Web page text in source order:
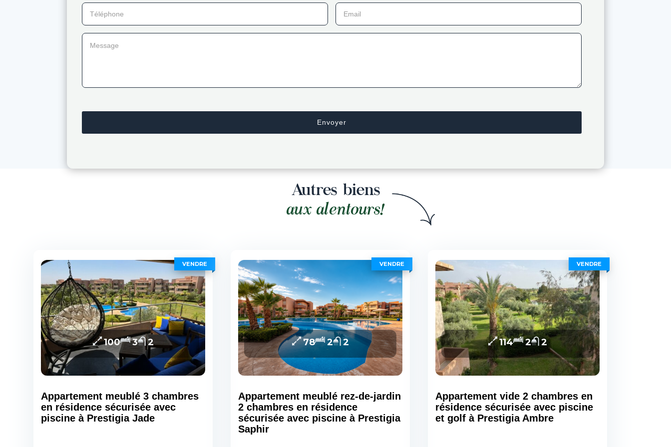
Téléphone Email
Message
Autres biens
aux alentours!
VENDRE
Appartement meublé 3 chambres
en résidence sécurisée avec
piscine à Prestigia Jade
100 3 2
VENDRE
Appartement meublé rez-de-jardin
2 chambres en résidence
sécurisée avec piscine à Prestigia
Saphir
78 2 2
VENDRE
Appartement vide 2 chambres en
résidence sécurisée avec piscine
et golf à Prestigia Ambre
114 2 2